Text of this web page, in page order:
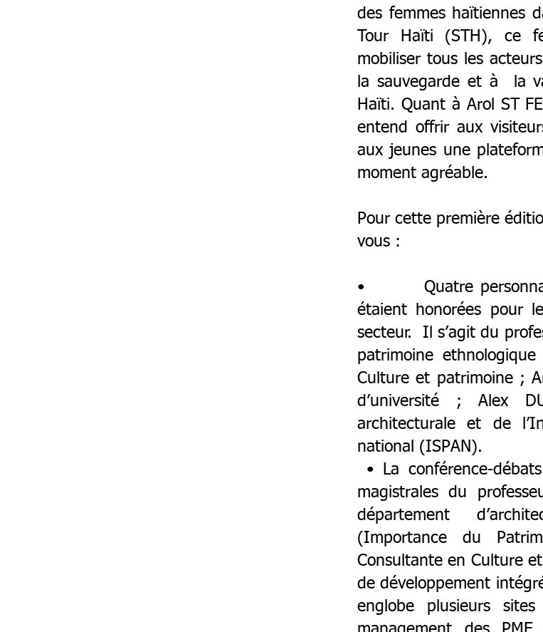
des femmes haïtiennes
Tour Haïti (STH), ce
mobiliser tous les
la sauvegarde et à la
Haïti. Quant à Arol ST
entend offrir aux
aux jeunes une
moment agréable.
Pour cette première
vous :
• Quatre
étaient honorées pour
secteur. Il s’agit du
patrimoine
Culture et patrimoine ;
d’université ; Alex
architecturale et de
national (ISPAN).
• La conférence-
magistrales du
département
(Importance du
Consultante en Culture
de développement
englobe plusieurs